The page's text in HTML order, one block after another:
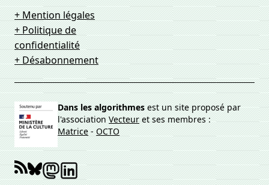
+ Mention légales
+ Politique de
confidentialité
+ Désabonnement
Dans les algorithmesest un site proposé par
l'associationVecteuret ses membres :
Matrice-OCTO